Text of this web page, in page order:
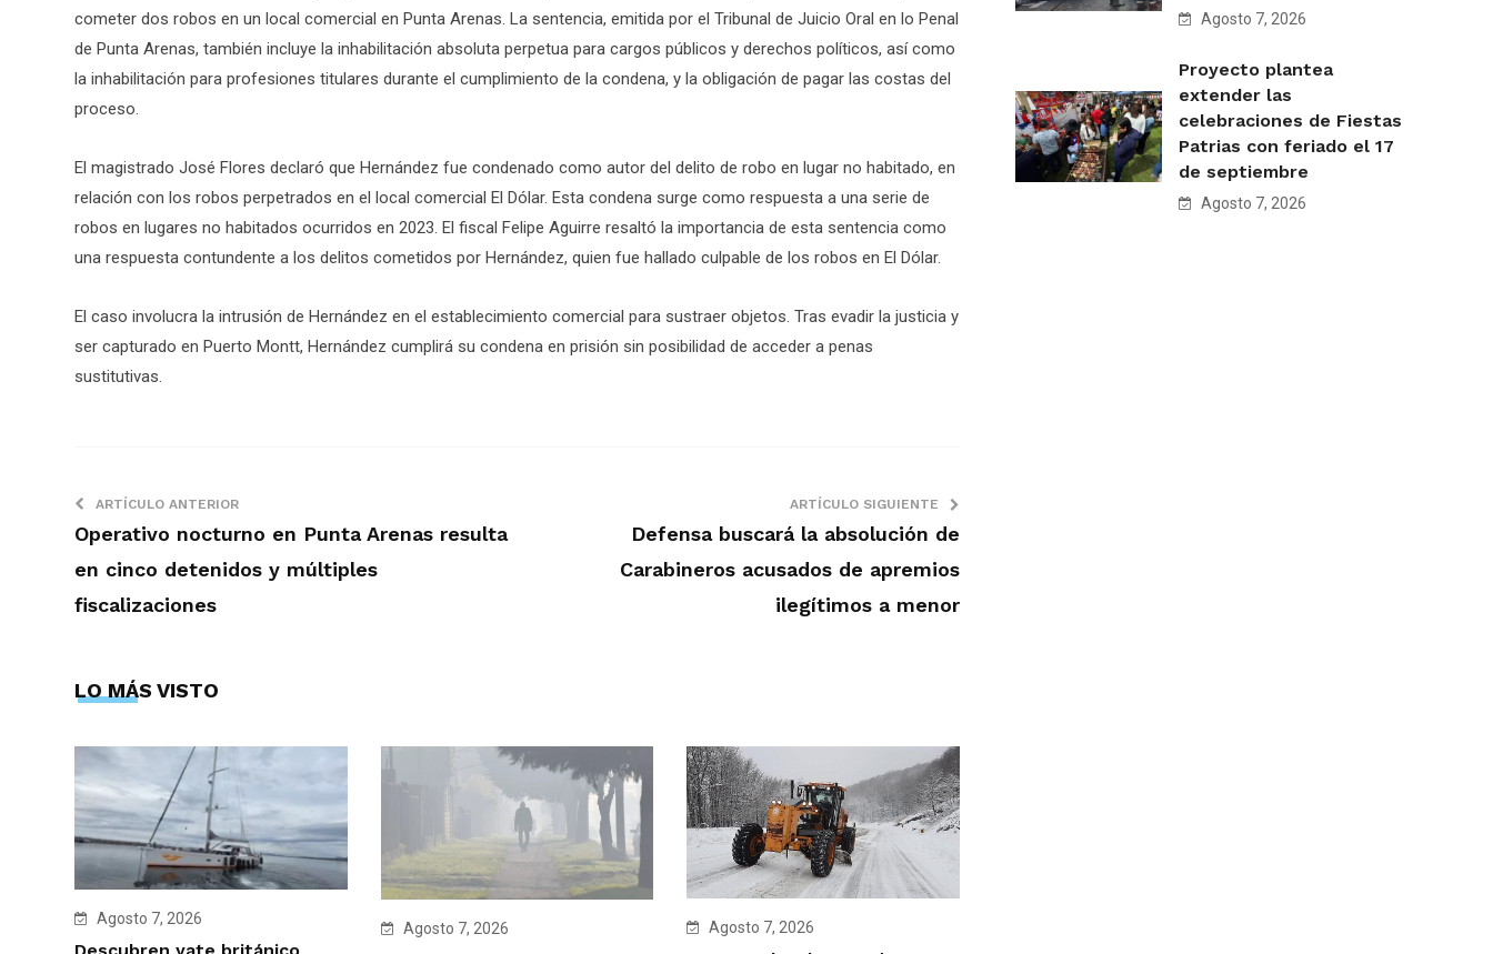
cometer dos robos en un local comercial en Punta Arenas. La sentencia, emitida por el Tribunal de Juicio Oral en lo Penal
de Punta Arenas, también incluye la inhabilitación absoluta perpetua para cargos públicos y derechos políticos, así como
la inhabilitación para profesiones titulares durante el cumplimiento de la condena, y la obligación de pagar las costas del
proceso.
El magistrado José Flores declaró que Hernández fue condenado como autor del delito de robo en lugar no habitado, en
relación con los robos perpetrados en el local comercial El Dólar. Esta condena surge como respuesta a una serie de
robos en lugares no habitados ocurridos en 2023. El fiscal Felipe Aguirre resaltó la importancia de esta sentencia como
una respuesta contundente a los delitos cometidos por Hernández, quien fue hallado culpable de los robos en El Dólar.
El caso involucra la intrusión de Hernández en el establecimiento comercial para sustraer objetos. Tras evadir la justicia y
ser capturado en Puerto Montt, Hernández cumplirá su condena en prisión sin posibilidad de acceder a penas
sustitutivas.
ARTÍCULO ANTERIOR
Operativo nocturno en Punta Arenas resulta
en cinco detenidos y múltiples
fiscalizaciones
ARTÍCULO SIGUIENTE
Defensa buscará la absolución de
Carabineros acusados de apremios
ilegítimos a menor
LO MÁS VISTO
Agosto 7, 2026
Agosto 7, 2026 Agosto 7, 2026
Agosto 7, 2026
Proyecto plantea
extender las
celebraciones de Fiestas
Patrias con feriado el 17
de septiembre
Agosto 7, 2026